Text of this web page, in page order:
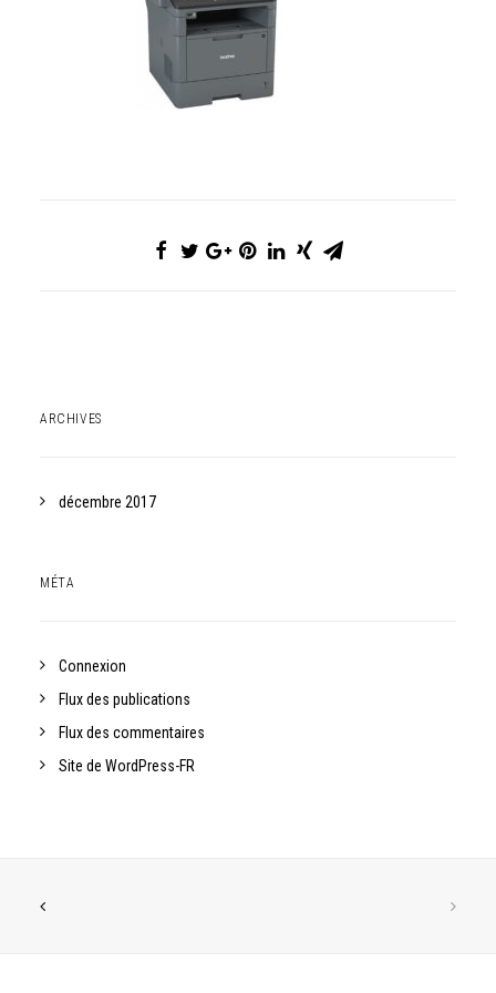
ARCHIVES
décembre 2017
MÉTA
Connexion
Flux des publications
Flux des commentaires
Site de WordPress-FR